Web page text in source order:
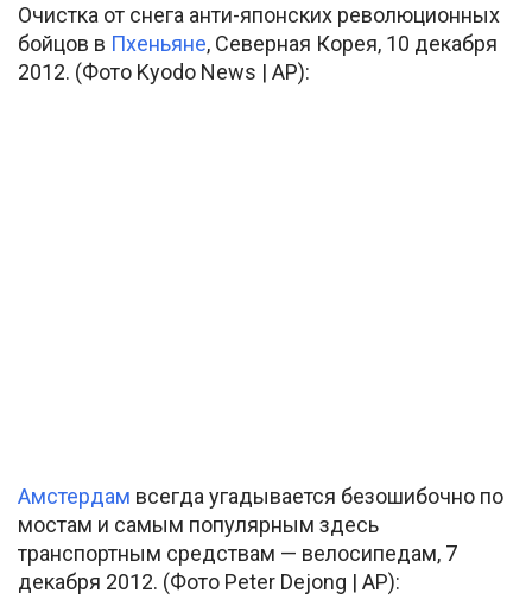
Очистка от снега анти-японских революционных
бойцов в Пхеньяне, Северная Корея, 10 декабря
2012. (Фото Kyodo News | AP):
Амстердам всегда угадывается безошибочно по
мостам и самым популярным здесь
транспортным средствам — велосипедам, 7
декабря 2012. (Фото Peter Dejong | AP):